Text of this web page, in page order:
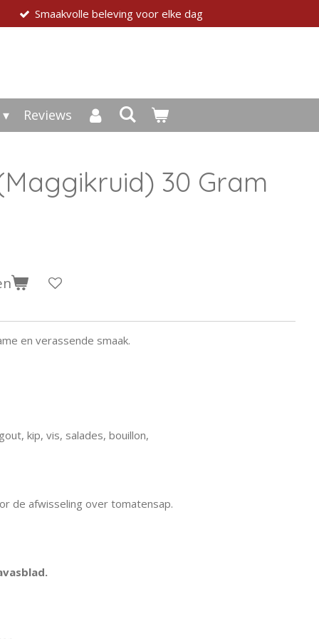
Smaakvolle beleving voor elke dag
Reviews
30 Gram
en verassende smaak.
kip, vis, salades, bouillon,
de afwisseling over tomatensap.